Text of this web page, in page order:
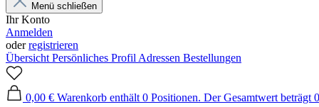
Menü schließen
Ihr Konto
Anmelden
oderregistrieren
Übersicht Persönliches Profil Adressen Bestellungen
0,00 € Warenkorb enthält 0 Positionen. Der Gesamtwert beträgt